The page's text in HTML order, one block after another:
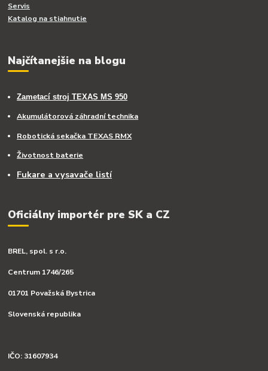
Servis
Katalog na stiahnutie
Najčítanejšie na blogu
Zametací stroj TEXAS MS 950
Akumulátorová záhradní technika
Robotická sekačka TEXAS RMX
Životnost baterie
Fukare a vysavače listí
Oficiálny importér pre SK a CZ
BREL, spol. s r.o.
Centrum 1746/265
01701 Považská Bystrica
Slovenská republika
IČO: 31607934